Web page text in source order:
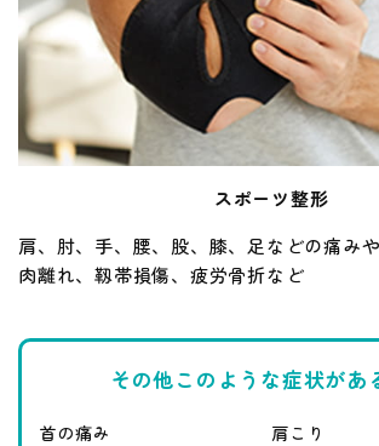
スポーツ整形
肩、肘、手、腰、股、膝、足などの痛みや
肉離れ、靱帯損傷、疲労骨折など
その他このような症状があ
首の痛み
肩こり